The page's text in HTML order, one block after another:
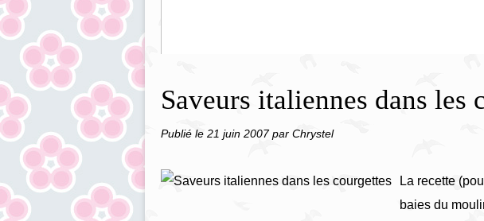
Saveurs italiennes dans les
Publié le 21 juin 2007par Chrystel
La recette
baies du